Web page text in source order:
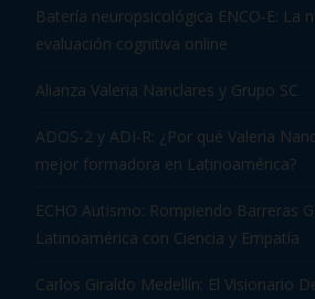
Batería neuropsicológica ENCO-E: La
evaluación cognitiva online
Alianza Valeria Nanclares y Grupo SC
ADOS-2 y ADI-R: ¿Por qué Valeria
mejor formadora en Latinoamérica?
ECHO Autismo: Rompiendo Barreras
Latinoamérica con Ciencia y Empatía
Carlos Giraldo Medellín: El Visionario